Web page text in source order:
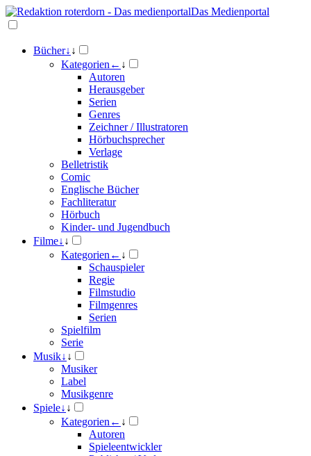
Das Medienportal
Bücher↓ ↓
Kategorien ← ↓
Autoren
Herausgeber
Serien
Genres
Zeichner / Illustratoren
Hörbuchsprecher
Verlage
Belletristik
Comic
Englische Bücher
Fachliteratur
Hörbuch
Kinder- und Jugendbuch
Filme↓ ↓
Kategorien ← ↓
Schauspieler
Regie
Filmstudio
Filmgenres
Serien
Spielfilm
Serie
Musik↓ ↓
Musiker
Label
Musikgenre
Spiele↓ ↓
Kategorien ← ↓
Autoren
Spieleentwickler